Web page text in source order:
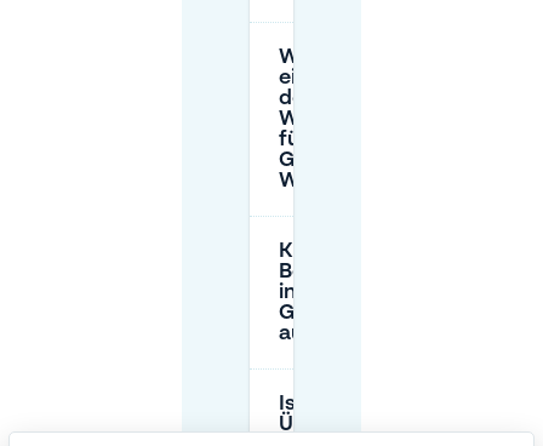
Wie viel kostet
eine Garage in
der Nähe der
Westergasfabriek
für das Parken bei
Gashouder
Westergas?
Kann ich mit einem
Bewohnerparkausweis
in der Nähe des
Gashouder Westergas
auf der Straße parken?
Ist
Übernachtparken